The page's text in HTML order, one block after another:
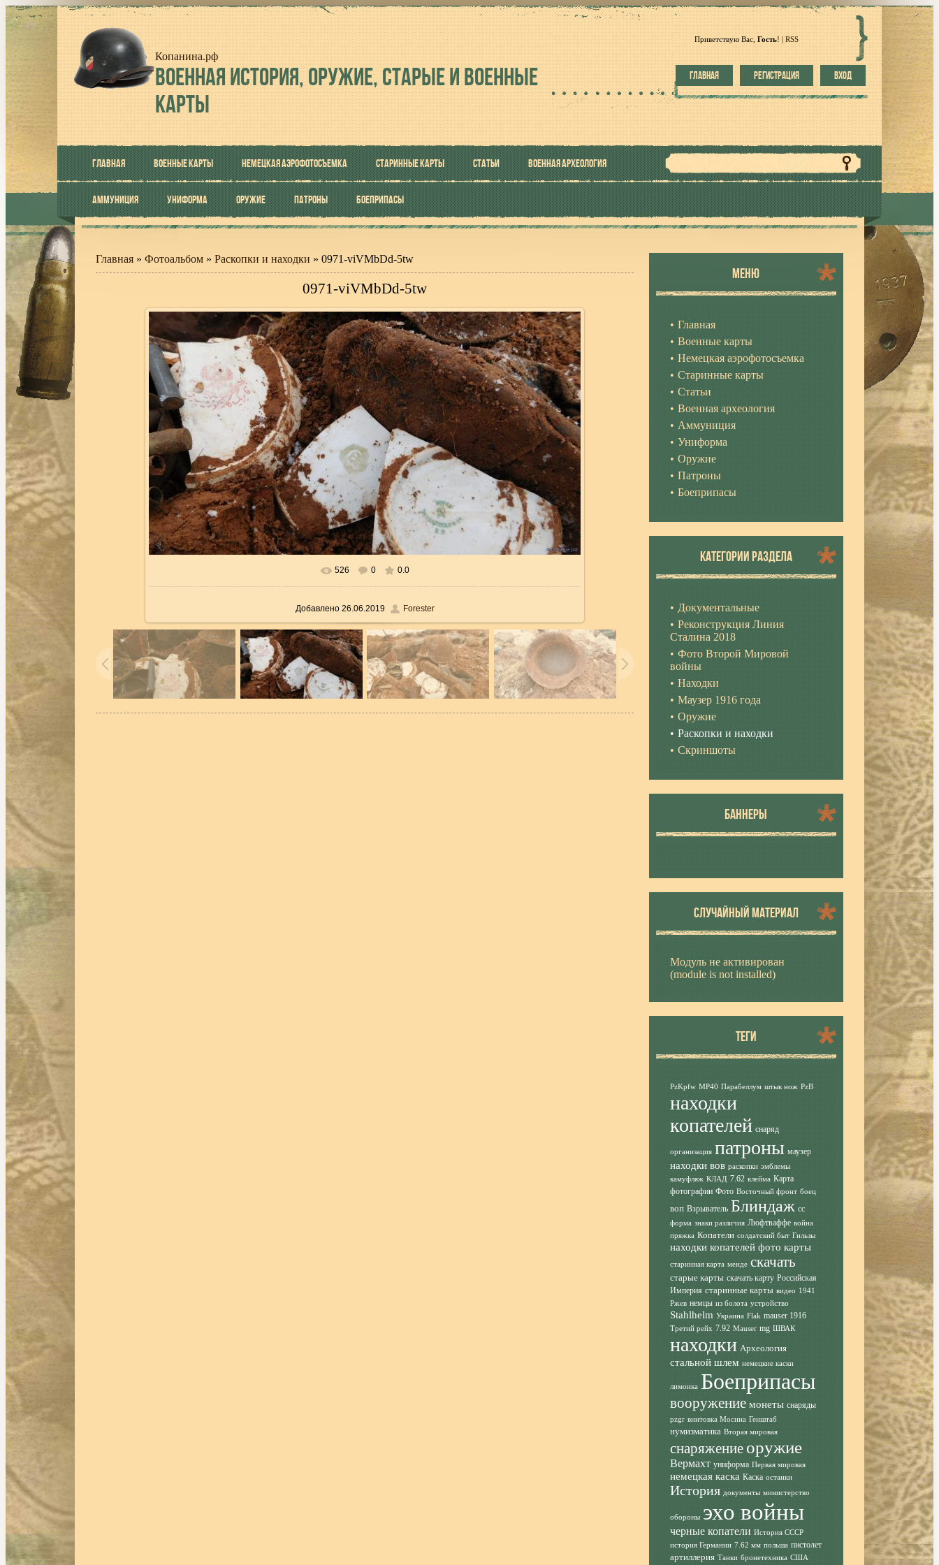
Копанина.рф
ВОЕННАЯИСТОРИЯ, ОРУЖИЕ, СТАРЫЕ И ВОЕННЫЕ
КАРТЫ
Приветствую Вас, Гость! RSS
ГЛАВНАЯ РЕГИСТРАЦИЯ ВХОД
ГЛАВНАЯ ВОЕННЫЕ КАРТЫ НЕМЕЦКАЯ АЭРОФОТОСЪЕМКА СТАРИННЫЕ КАРТЫ СТАТЬИ ВОЕННАЯ АРХЕОЛОГИЯ
АММУНИЦИЯ УНИФОРМА ОРУЖИЕ ПАТРОНЫ БОЕПРИПАСЫ
Главная » Фотоальбом » Раскопки и находки » 0971-viVMbDd-5tw
0971-viVMbDd-5tw
В реальном размере 1739x978
526 0 0.0
Добавлено26.06.2019 Forester
МЕНЮ
Главная
Военные карты
Немецкая аэрофотосъемка
Старинные карты
Статьи
Военная археология
Аммуниция
Униформа
Оружие
Патроны
Боеприпасы
КАТЕГОРИИ РАЗДЕЛА
Документальные
Реконструкция Линия
Сталина 2018
Фото Второй Мировой
войны
Находки
Маузер 1916 года
Оружие
Раскопки и находки
Скриншоты
БАННЕРЫ
СЛУЧАЙНЫЙ МАТЕРИАЛ
Модуль не активирован
(module is not installed)
ТЕГИ
PzKpfw MP40 Парабеллум штык нож PzB
находки
копателей снаряд
организация патроны маузер
находки вов раскопки эмблемы
камуфляж КЛАД 7.62 клейма Карта
фотографии Фото Восточный фронт боец
воп Взрыватель Блиндаж сс
форма знаки различия Люфтваффе война
пряжка Копатели солдатский быт Гильзы
находки копателей фото карты
старинная карта менде скачать
старые карты скачать карту Российская
Империя старинные карты видео 1941
Ржев немцы из болота устройство
Stahlhelm Украина Flak mauser 1916
Третий рейх 7.92 Mauser mg ШВАК
находки Археология
стальной шлем немецкие каски
лимонка Боеприпасы
вооружение монеты снаряды
pzgr винтовка Мосина Генштаб
нумизматика Вторая мировая
снаряжение оружие
Вермахт униформа Первая мировая
немецкая каска Каска останки
История документы министерство
обороны эхо войны
черные копатели История СССР
история Германии 7.62 мм польша пистолет
артиллерия Танки бронетехника США